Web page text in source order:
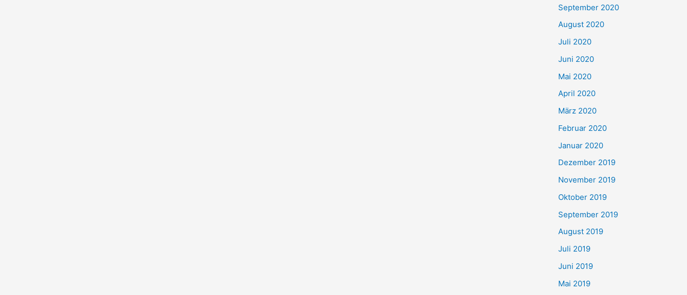
September 2020
August 2020
Juli 2020
Juni 2020
Mai 2020
April 2020
März 2020
Februar 2020
Januar 2020
Dezember 2019
November 2019
Oktober 2019
September 2019
August 2019
Juli 2019
Juni 2019
Mai 2019